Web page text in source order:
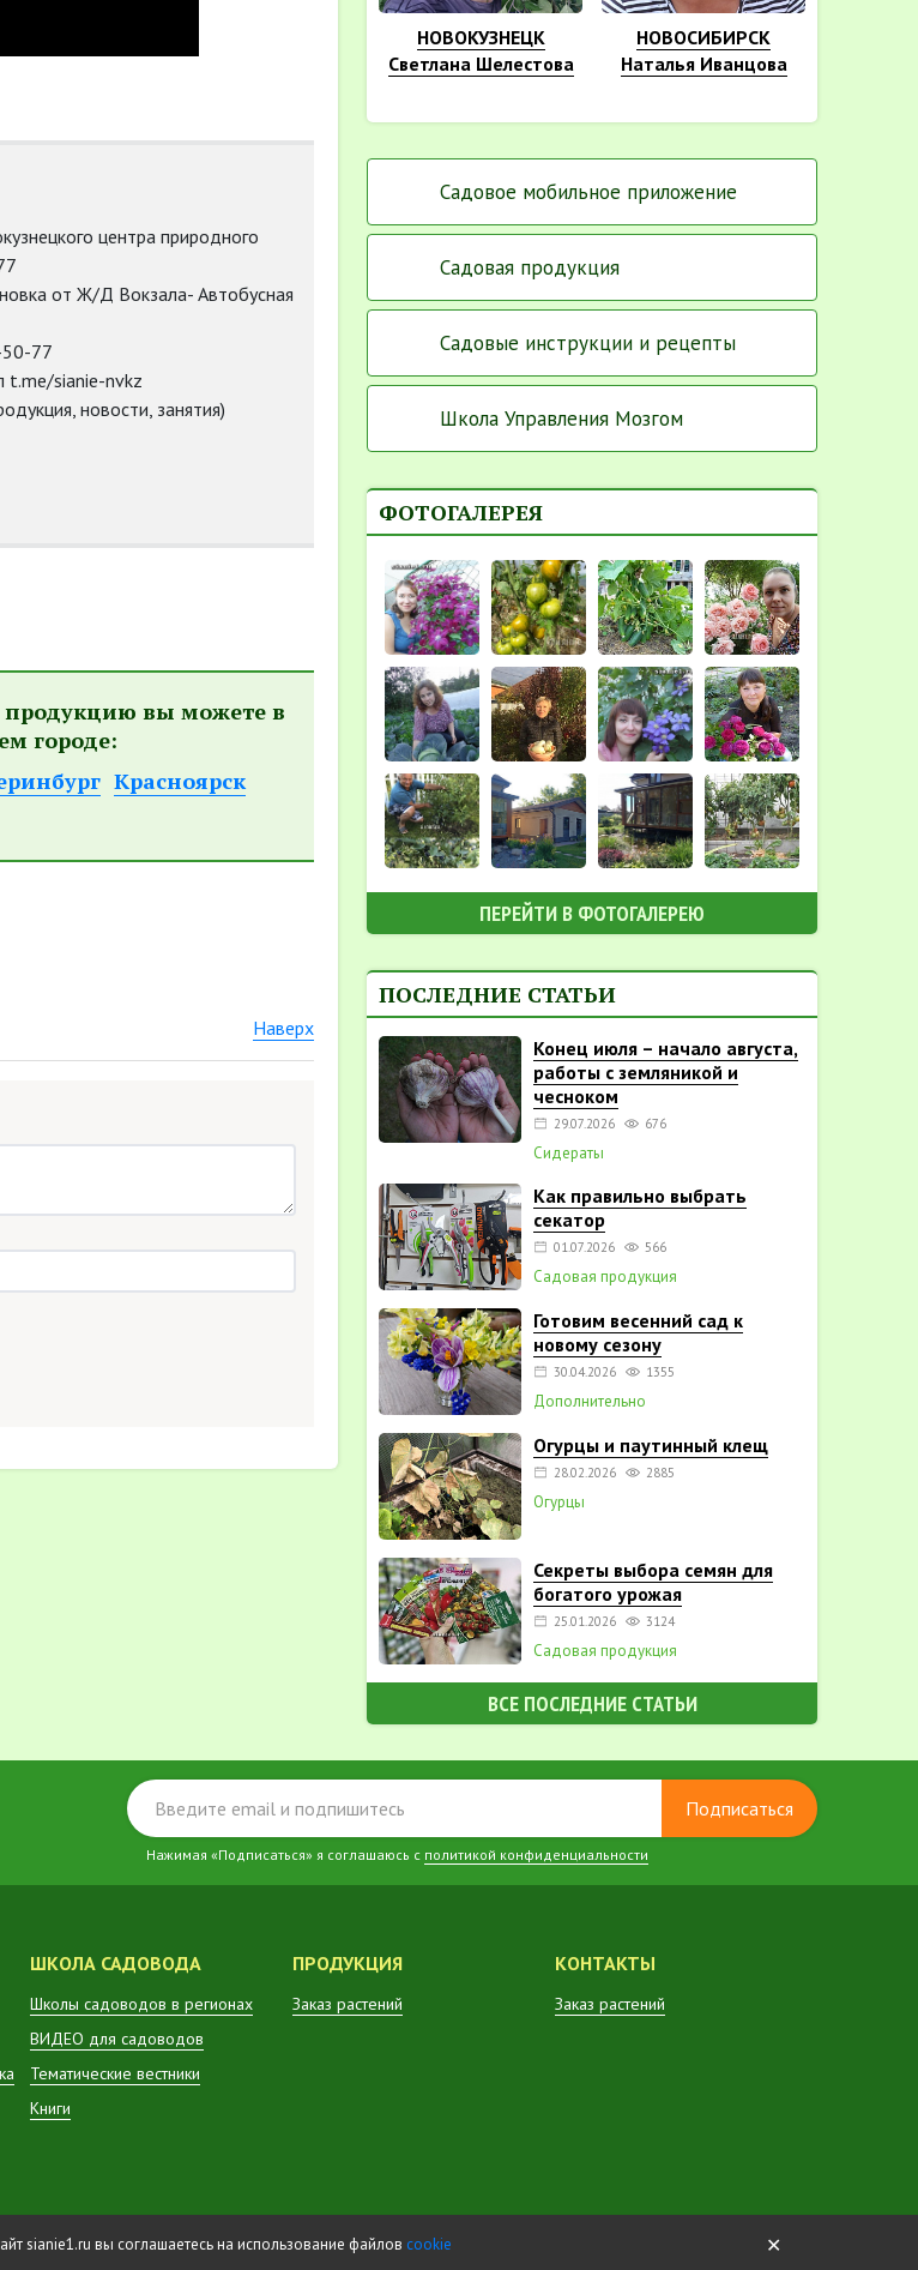
центра природного
от Ж/Д Вокзала- Автобусная
77
t.me/sianie-nvkz
новости, занятия)
продукцию вы можете в
городе:
Красноярск
Наверх
НОВОКУЗНЕЦК
Светлана Шелестова
НОВОСИБИРСК
Наталья Иванцова
Садовое мобильное приложение
Садовая продукция
Садовые инструкции и рецепты
Школа Управления Мозгом
ФОТОГАЛЕРЕЯ
ПЕРЕЙТИ В ФОТОГАЛЕРЕЮ
ПОСЛЕДНИЕ СТАТЬИ
Конец июля – начало августа,
работы с земляникой и
чесноком
29.07.2026 676
Сидераты
Как правильно выбрать
секатор
01.07.2026 566
Садовая продукция
Готовим весенний сад к
новому сезону
30.04.2026 1355
Дополнительно
Огурцы и паутинный клещ
28.02.2026 2885
Огурцы
Секреты выбора семян для
богатого урожая
25.01.2026 3124
Садовая продукция
ВСЕ ПОСЛЕДНИЕ СТАТЬИ
Подписаться
Нажимая «Подписаться» я соглашаюсь с политикой конфиденциальности
ШКОЛА САДОВОДА
Школы садоводов в регионах
ВИДЕО для садоводов
Тематические вестники
Книги
ПРОДУКЦИЯ
Заказ растений
КОНТАКТЫ
Заказ растений
✕
sianie1.ru вы соглашаетесь на использование файлов cookie